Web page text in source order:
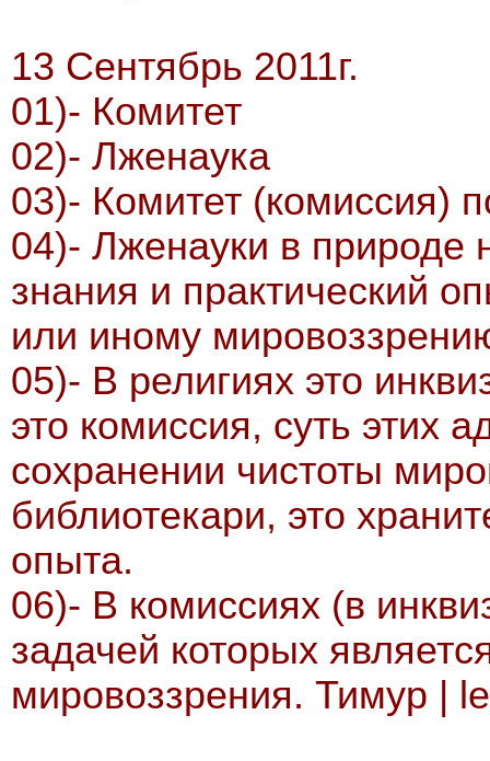
13 Сентябрь 2011г.
01)- Комитет
02)- Лженаука
03)- Комитет (комиссия)
04)- Лженауки в природе
знания и практический
или иному
05)- В религиях это
это комиссия, суть этих
сохранении чистоты
библиотекари, это
опыта.
06)- В комиссиях (в
задачей которых
мировоззрения. Тимур |